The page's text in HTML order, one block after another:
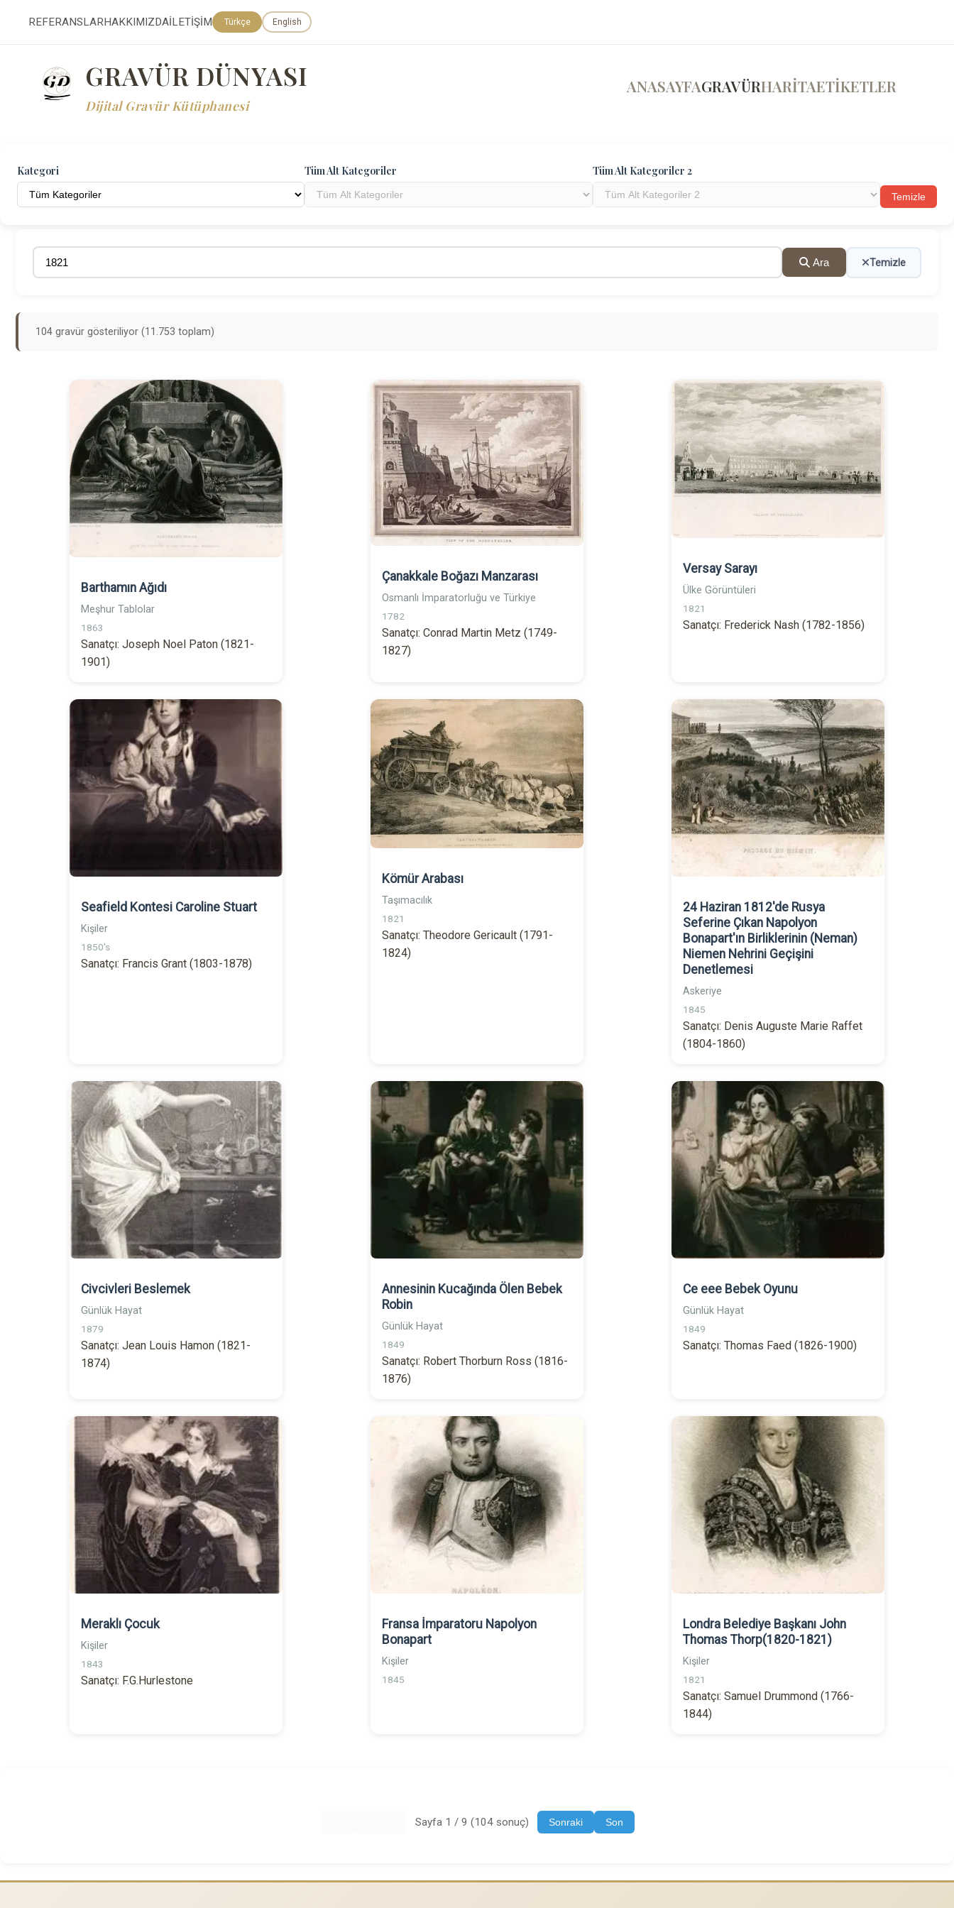
REFERANSLARHAKKIMIZDAİLETİŞİM Türkçe English
GRAVÜR DÜNYASI
Dijital Gravür Kütüphanesi
ANASAYFAGRAVÜRHARİTAETİKETLER
Kategori Tüm Alt Kategoriler Tüm Alt Kategoriler 2
Temizle
Ara Temizle
104 gravür gösteriliyor (11.753 toplam)
Barthamın Ağıdı
Meşhur Tablolar
1863
Sanatçı: Joseph Noel Paton (1821-
1901)
Çanakkale Boğazı Manzarası
Osmanlı İmparatorluğu ve Türkiye
1782
Sanatçı: Conrad Martin Metz (1749-
1827)
Versay Sarayı
Ülke Görüntüleri
1821
Sanatçı: Frederick Nash (1782-1856)
Seafield Kontesi Caroline Stuart
Kişiler
1850's
Sanatçı: Francis Grant (1803-1878)
Kömür Arabası
Taşımacılık
1821
Sanatçı: Theodore Gericault (1791-
1824)
24 Haziran 1812'de Rusya
Seferine Çıkan Napolyon
Bonapart'ın Birliklerinin (Neman)
Niemen Nehrini Geçişini
Denetlemesi
Askeriye
1845
Sanatçı: Denis Auguste Marie Raffet
(1804-1860)
Civcivleri Beslemek
Günlük Hayat
1879
Sanatçı: Jean Louis Hamon (1821-
1874)
Annesinin Kucağında Ölen Bebek
Robin
Günlük Hayat
1849
Sanatçı: Robert Thorburn Ross (1816-
1876)
Ce eee Bebek Oyunu
Günlük Hayat
1849
Sanatçı: Thomas Faed (1826-1900)
Meraklı Çocuk
Kişiler
1843
Sanatçı: F.G.Hurlestone
Fransa İmparatoru Napolyon
Bonapart
Kişiler
1845
Londra Belediye Başkanı John
Thomas Thorp(1820-1821)
Kişiler
1821
Sanatçı: Samuel Drummond (1766-
1844)
Sayfa 1 / 9 (104 sonuç) Sonraki Son